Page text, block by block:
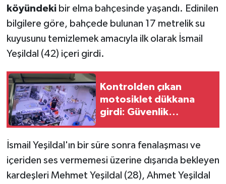
köyündekibir elma bahçesinde yaşandı. Edinilen
bilgilere göre, bahçede bulunan 17 metrelik su
kuyusunu temizlemek amacıyla ilk olarak İsmail
Yeşildal (42) içeri girdi.
Kontrolden çıkan
motosiklet dükkana
girdi: Güvenlik
İsmail Yeşildal'ın bir süre sonra fenalaşması ve
içeriden ses vermemesi üzerine dışarıda bekleyen
kardeşleri Mehmet Yeşildal (28), Ahmet Yeşildal